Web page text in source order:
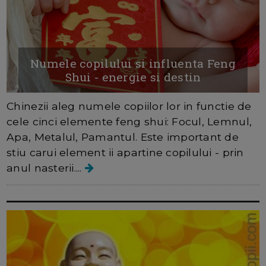
Numele copilului si influenta Feng
Shui - energie si destin
Chinezii aleg numele copiilor lor in functie de
cele cinci elemente feng shui: Focul, Lemnul,
Apa, Metalul, Pamantul. Este important de
stiu carui element ii apartine copilului - prin
anul nasterii....